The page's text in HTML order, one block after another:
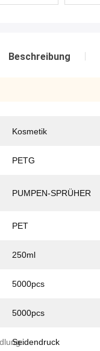
Beschreibung
Kosmetik
PETG
PUMPEN-SPRÜHER
PET
250ml
5000pcs
5000pcs
Seidendruck